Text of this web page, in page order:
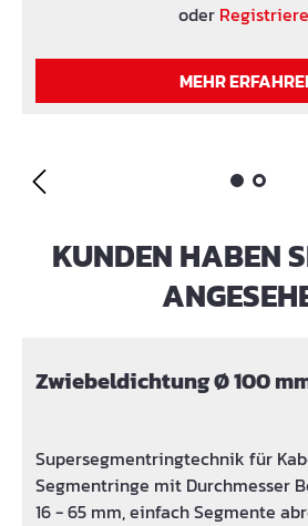
oder
MEHR
Produktgalerie überspringen
KUNDEN HABEN
Zwiebeldichtung Ø 100
Supersegmentringtechnik für
Segmentringe mit Durchmesser
16 - 65 mm, einfach Segmente